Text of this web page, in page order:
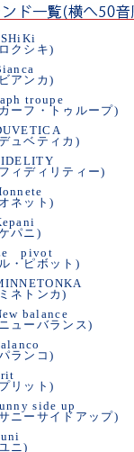
クシキ)
アンカ)
troupe
ーフ・トゥループ)
ュベティカ)
ィディリティー)
ネット)
パニ)
pivot
・ピボット)
ネトンカ)
balance
ューバランス)
ランコ)
リット)
side up
ニーサイドアップ)
ニ)